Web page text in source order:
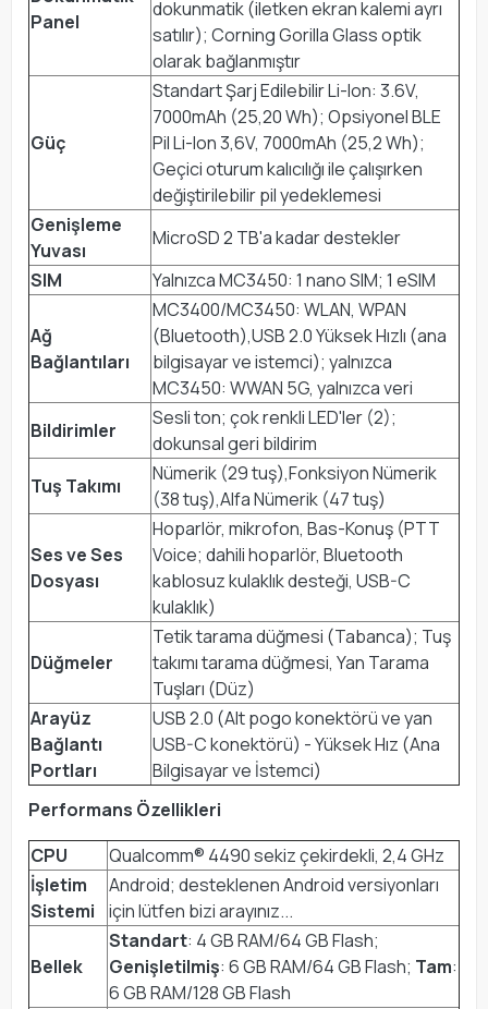
Panel
dokunmatik (iletken ekran kalemi ayrı
satılır); Corning Gorilla Glass optik
olarak bağlanmıştır
Güç
Standart Şarj Edilebilir Li-Ion: 3.6V,
7000mAh (25,20 Wh); Opsiyonel BLE
Pil Li-Ion 3,6V, 7000mAh (25,2 Wh);
Geçici oturum kalıcılığı ile çalışırken
değiştirilebilir pil yedeklemesi
Genişleme
Yuvası
MicroSD 2 TB'a kadar destekler
SIM
Yalnızca MC3450: 1 nano SIM; 1 eSIM
Ağ
Bağlantıları
MC3400/MC3450: WLAN, WPAN
(Bluetooth),USB 2.0 Yüksek Hızlı (ana
bilgisayar ve istemci); yalnızca
MC3450: WWAN 5G, yalnızca veri
Bildirimler
Sesli ton; çok renkli LED'ler (2);
dokunsal geri bildirim
Tuş Takımı
Nümerik (29 tuş),Fonksiyon Nümerik
(38 tuş),Alfa Nümerik (47 tuş)
Ses ve Ses
Dosyası
Hoparlör, mikrofon, Bas-Konuş (PTT
Voice; dahili hoparlör, Bluetooth
kablosuz kulaklık desteği, USB-C
kulaklık)
Düğmeler
Tetik tarama düğmesi (Tabanca); Tuş
takımı tarama düğmesi, Yan Tarama
Tuşları (Düz)
Arayüz
Bağlantı
Portları
USB 2.0 (Alt pogo konektörü ve yan
USB-C konektörü) - Yüksek Hız (Ana
Bilgisayar ve İstemci)
Performans Özellikleri
CPU
Qualcomm® 4490 sekiz çekirdekli, 2,4 GHz
İşletim
Sistemi
Android; desteklenen Android versiyonları
için lütfen bizi arayınız...
Bellek
Standart: 4 GB RAM/64 GB Flash;
Genişletilmiş: 6 GB RAM/64 GB Flash; Tam:
6 GB RAM/128 GB Flash